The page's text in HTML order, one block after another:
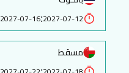
2027-07-12
:
2027-07-16
مسقط